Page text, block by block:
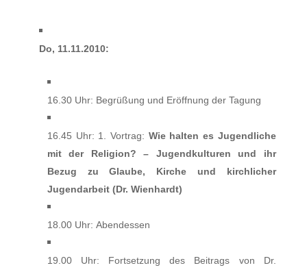
Do, 11.11.2010:
16.30 Uhr: Begrüßung und Eröffnung der Tagung
16.45 Uhr: 1. Vortrag: Wie halten es Jugendliche
mit der Religion? – Jugendkulturen und ihr
Bezug zu Glaube, Kirche und kirchlicher
Jugendarbeit(Dr. Wienhardt)
18.00 Uhr: Abendessen
19.00 Uhr: Fortsetzung des Beitrags von Dr.